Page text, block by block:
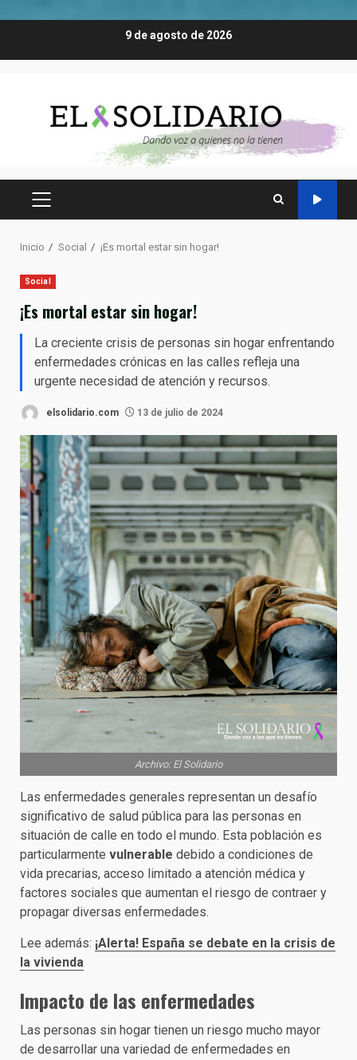
9 de agosto de 2026
MENÚ
Inicio Social ¡Es mortal estar sin hogar!
Social
¡Es mortal estar sin hogar!
La creciente crisis de personas sin hogar enfrentando
enfermedades crónicas en las calles refleja una
urgente necesidad de atención y recursos.
elsolidario.com 13 de julio de 2024
Archivo: El Solidario
Las enfermedades generales representan un desafío
significativo de salud pública para las personas en
situación de calle en todo el mundo. Esta población es
particularmente vulnerable debido a condiciones de
vida precarias, acceso limitado a atención médica y
factores sociales que aumentan el riesgo de contraer y
propagar diversas enfermedades.
Lee además: ¡Alerta! España se debate en la crisis de
la vivienda
Impacto de las enfermedades
Las personas sin hogar tienen un riesgo mucho mayor
de desarrollar una variedad de enfermedades en